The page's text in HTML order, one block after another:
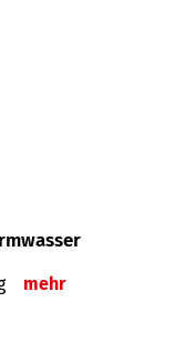
mehr